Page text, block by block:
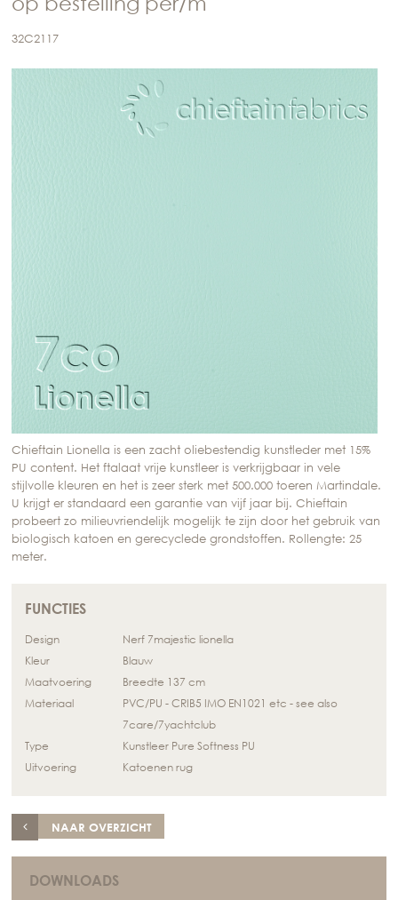
32C2117
Chieftain Lionella is een zacht oliebestendig kunstleder met 15%
PU content. Het ftalaat vrije kunstleer is verkrijgbaar in vele
stijlvolle kleuren en het is zeer sterk met 500.000 toeren Martindale.
U krijgt er standaard een garantie van vijf jaar bij. Chieftain
probeert zo milieuvriendelijk mogelijk te zijn door het gebruik van
biologisch katoen en gerecyclede grondstoffen. Rollengte: 25
meter.
FUNCTIES
Design
Nerf 7majestic lionella
Kleur
Blauw
Maatvoering
Breedte 137 cm
Materiaal
PVC/PU - CRIB5 IMO EN1021 etc - see also
7care/7yachtclub
Type
Kunstleer Pure Softness PU
Uitvoering
Katoenen rug
NAAR OVERZICHT
DOWNLOADS